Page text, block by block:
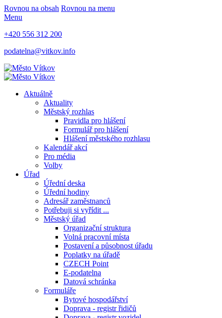
Rovnou na obsah Rovnou na menu
Menu
+420 556 312 200
podatelna@vitkov.info
Aktuálně
Aktuality
Městský rozhlas
Pravidla pro hlášení
Formulář pro hlášení
Hlášení městského rozhlasu
Kalendář akcí
Pro média
Volby
Úřad
Úřední deska
Úřední hodiny
Adresář zaměstnanců
Potřebuji si vyřídit ...
Městský úřad
Organizační struktura
Volná pracovní místa
Postavení a působnost úřadu
Poplatky na úřadě
CZECH Point
E-podatelna
Datová schránka
Formuláře
Bytové hospodářství
Doprava - registr řidičů